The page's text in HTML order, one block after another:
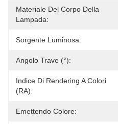
Materiale Del Corpo Della
Lampada:
Sorgente Luminosa:
Angolo Trave (°):
Indice Di Rendering A Colori
(RA):
Emettendo Colore: